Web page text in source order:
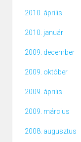
2010. április
2010. január
2009. december
2009. október
2009. április
2009. március
2008. augusztus